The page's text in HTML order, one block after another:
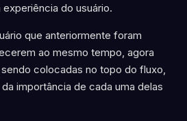
do usuário.
que anteriormente foram
ao mesmo tempo, agora
colocadas no topo do fluxo,
importância de cada uma delas